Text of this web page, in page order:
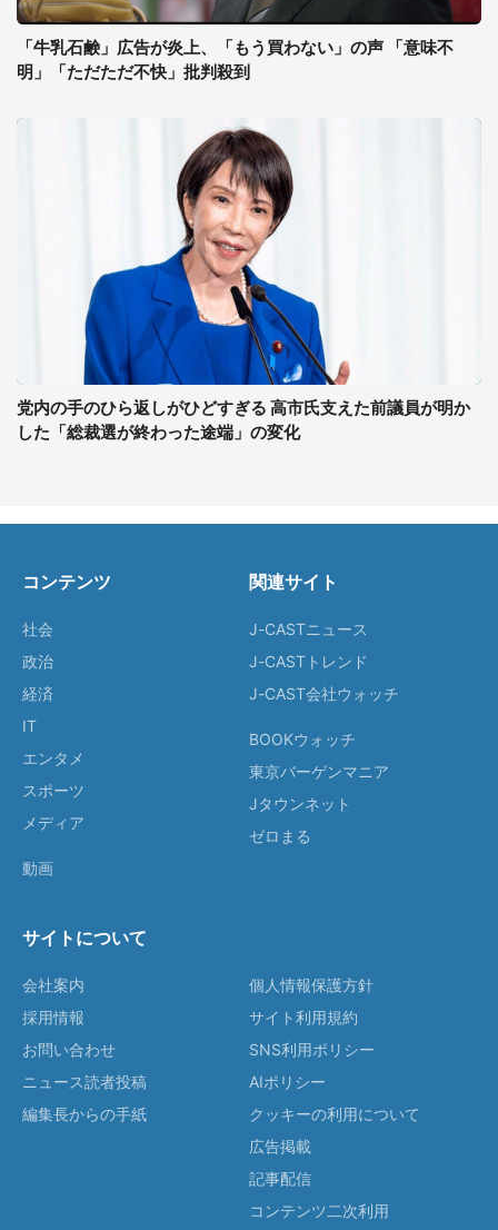
「牛乳石鹸」広告が炎上、「もう買わない」の声 「意味不
明」「ただただ不快」批判殺到
党内の手のひら返しがひどすぎる 高市氏支えた前議員が明か
した「総裁選が終わった途端」の変化
コンテンツ
社会
政治
経済
IT
エンタメ
スポーツ
メディア
動画
関連サイト
J-CASTニュース
J-CASTトレンド
J-CAST会社ウォッチ
BOOKウォッチ
東京バーゲンマニア
Jタウンネット
ゼロまる
サイトについて
会社案内
採用情報
お問い合わせ
ニュース読者投稿
編集長からの手紙
個人情報保護方針
サイト利用規約
SNS利用ポリシー
AIポリシー
クッキーの利用について
広告掲載
記事配信
コンテンツ二次利用